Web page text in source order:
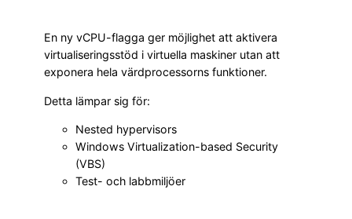
En ny vCPU-flagga ger möjlighet att aktivera
virtualiseringsstöd i virtuella maskiner utan att
exponera hela värdprocessorns funktioner.
Detta lämpar sig för:
Nested hypervisors
Windows Virtualization-based Security
(VBS)
Test- och labbmiljöer